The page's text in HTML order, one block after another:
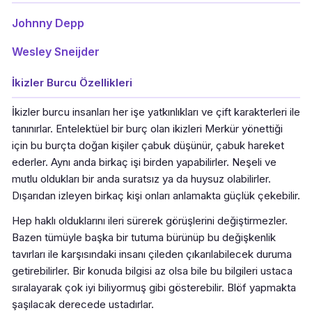
Johnny Depp
Wesley Sneijder
İkizler Burcu Özellikleri
İkizler burcu insanları her işe yatkınlıkları ve çift karakterleri ile
tanınırlar. Entelektüel bir burç olan ikizleri Merkür yönettiği
için bu burçta doğan kişiler çabuk düşünür, çabuk hareket
ederler. Aynı anda birkaç işi birden yapabilirler. Neşeli ve
mutlu oldukları bir anda suratsız ya da huysuz olabilirler.
Dışarıdan izleyen birkaç kişi onları anlamakta güçlük çekebilir.
Hep haklı olduklarını ileri sürerek görüşlerini değiştirmezler.
Bazen tümüyle başka bir tutuma bürünüp bu değişkenlik
tavırları ile karşısındaki insanı çileden çıkarılabilecek duruma
getirebilirler. Bir konuda bilgisi az olsa bile bu bilgileri ustaca
sıralayarak çok iyi biliyormuş gibi gösterebilir. Blöf yapmakta
şaşılacak derecede ustadırlar.